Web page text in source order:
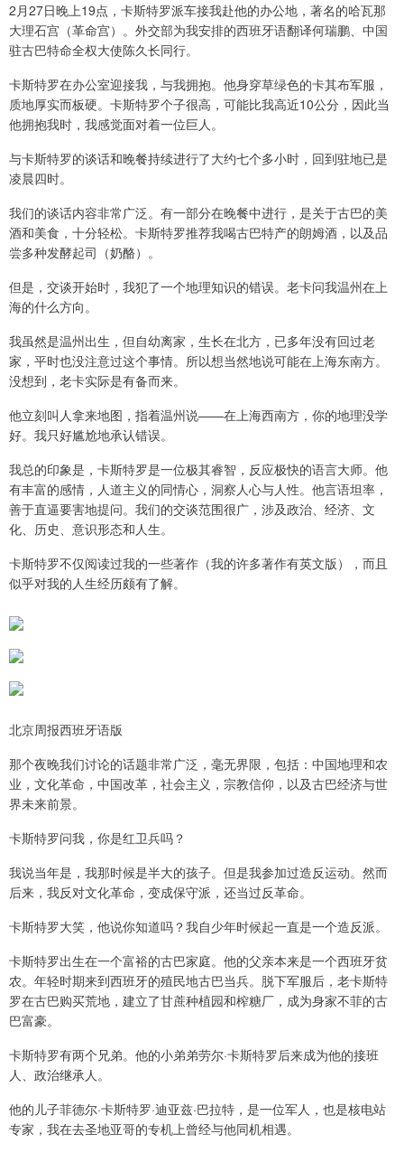
2月27日晚上19点，卡斯特罗派车接我赴他的办公地，著名的哈瓦那
大理石宫（革命宫）。外交部为我安排的西班牙语翻译何瑞鹏、中国
驻古巴特命全权大使陈久长同行。
卡斯特罗在办公室迎接我，与我拥抱。他身穿草绿色的卡其布军服，
质地厚实而板硬。卡斯特罗个子很高，可能比我高近10公分，因此当
他拥抱我时，我感觉面对着一位巨人。
与卡斯特罗的谈话和晚餐持续进行了大约七个多小时，回到驻地已是
凌晨四时。
我们的谈话内容非常广泛。有一部分在晚餐中进行，是关于古巴的美
酒和美食，十分轻松。卡斯特罗推荐我喝古巴特产的朗姆酒，以及品
尝多种发酵起司（奶酪）。
但是，交谈开始时，我犯了一个地理知识的错误。老卡问我温州在上
海的什么方向。
我虽然是温州出生，但自幼离家，生长在北方，已多年没有回过老
家，平时也没注意过这个事情。所以想当然地说可能在上海东南方。
没想到，老卡实际是有备而来。
他立刻叫人拿来地图，指着温州说——在上海西南方，你的地理没学
好。我只好尴尬地承认错误。
我总的印象是，卡斯特罗是一位极其睿智，反应极快的语言大师。他
有丰富的感情，人道主义的同情心，洞察人心与人性。他言语坦率，
善于直逼要害地提问。我们的交谈范围很广，涉及政治、经济、文
化、历史、意识形态和人生。
卡斯特罗不仅阅读过我的一些著作（我的许多著作有英文版），而且
似乎对我的人生经历颇有了解。
北京周报西班牙语版
那个夜晚我们讨论的话题非常广泛，毫无界限，包括：中国地理和农
业，文化革命，中国改革，社会主义，宗教信仰，以及古巴经济与世
界未来前景。
卡斯特罗问我，你是红卫兵吗？
我说当年是，我那时候是半大的孩子。但是我参加过造反运动。然而
后来，我反对文化革命，变成保守派，还当过反革命。
卡斯特罗大笑，他说你知道吗？我自少年时候起一直是一个造反派。
卡斯特罗出生在一个富裕的古巴家庭。他的父亲本来是一个西班牙贫
农。年轻时期来到西班牙的殖民地古巴当兵。脱下军服后，老卡斯特
罗在古巴购买荒地，建立了甘蔗种植园和榨糖厂，成为身家不菲的古
巴富豪。
卡斯特罗有两个兄弟。他的小弟弟劳尔·卡斯特罗后来成为他的接班
人、政治继承人。
他的儿子菲德尔·卡斯特罗·迪亚兹·巴拉特，是一位军人，也是核电站
专家，我在去圣地亚哥的专机上曾经与他同机相遇。